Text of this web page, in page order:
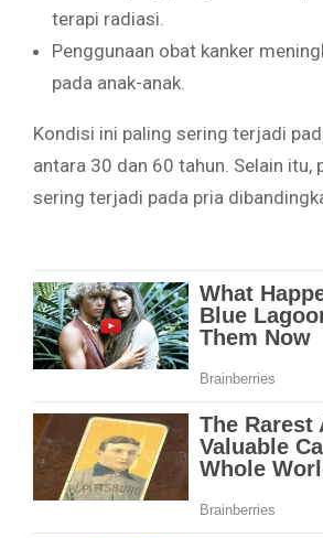
terapi radiasi.
Penggunaan obat kanker
pada anak-anak.
Kondisi ini paling sering terjadi
antara 30 dan 60 tahun. Selain itu,
sering terjadi pada pria